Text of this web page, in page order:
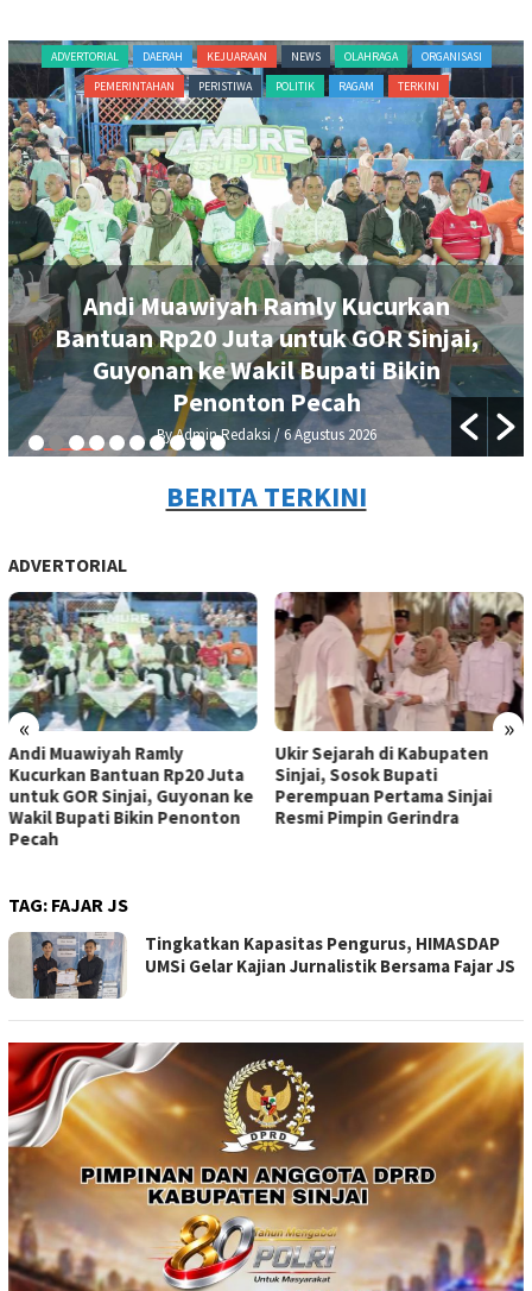
ADVERTORIAL DAERAH KEJUARAAN NEWS OLAHRAGA
ORGANISASI
PEMERINTAHAN
PERISTIWA POLITIK RAGAM TERKINI
Andi Muawiyah Ramly Kucurkan
Bantuan Rp20 Juta untuk GOR Sinjai,
Guyonan ke Wakil Bupati Bikin
Penonton Pecah
By Admin Redaksi / 6 Agustus 2026
BERITA TERKINI
ADVERTORIAL
« »
Andi Muawiyah Ramly
Kucurkan Bantuan Rp20 Juta
untuk GOR Sinjai, Guyonan ke
Wakil Bupati Bikin Penonton
Pecah
Ukir Sejarah di Kabupaten
Sinjai, Sosok Bupati
Perempuan Pertama Sinjai
Resmi Pimpin Gerindra
TAG: FAJAR JS
Tingkatkan Kapasitas Pengurus, HIMASDAP
UMSi Gelar Kajian Jurnalistik Bersama Fajar JS